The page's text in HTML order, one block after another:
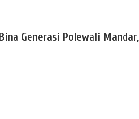
Generasi Polewali Mandar,